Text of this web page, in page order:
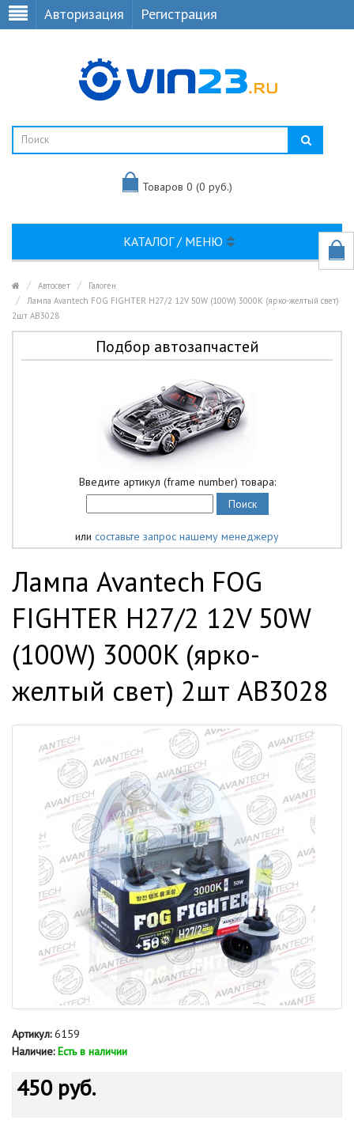
Авторизация Регистрация
Товаров 0 (0 руб.)
КАТАЛОГ / МЕНЮ
Автосвет
Галоген
Лампа Avantech FOG FIGHTER H27/2 12V 50W (100W) 3000K (ярко-желтый свет)
2шт AB3028
Подбор автозапчастей
Введите артикул (frame number) товара:
или составьте запрос нашему менеджеру
Лампа Avantech FOG
FIGHTER H27/2 12V 50W
(100W) 3000K (ярко-
желтый свет) 2шт AB3028
Артикул:6159
Наличие: Есть в наличии
450 руб.